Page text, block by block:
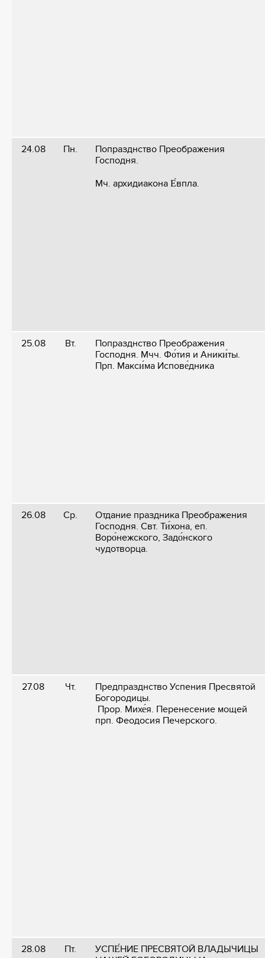
24.08 Пн.
Попразднство Преображения
Господня.
Мч. архидиакона Е́впла.
25.08 Вт.
Попразднство Преображения
Господня. Мчч. Фо́тия и Аники́ты.
Прп. Макси́ма Испове́дника
26.08 Ср.
Отдание праздника Преображения
Господня. Свт. Ти́хона, еп.
Воро́нежского, Задо́нского
чудотворца.
27.08 Чт.
Предпразднство Успения Пресвятой
Богородицы.
Прор. Михе́я. Перенесение мощей
прп. Феодосия Печерского.
28.08 Пт.
УСПЕ́НИЕ ПРЕСВЯТОЙ ВЛАДЫЧИЦЫ